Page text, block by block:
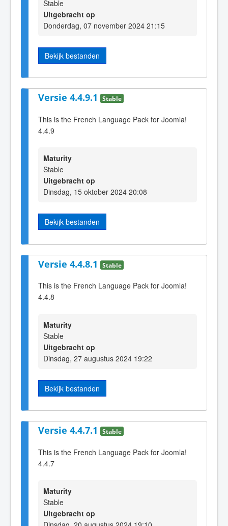
Stable
Uitgebracht op
Donderdag, 07 november 2024 21:15
Bekijk bestanden
Versie 4.4.9.1 Stable
This is the French Language Pack for Joomla!
4.4.9
Maturity
Stable
Uitgebracht op
Dinsdag, 15 oktober 2024 20:08
Bekijk bestanden
Versie 4.4.8.1 Stable
This is the French Language Pack for Joomla!
4.4.8
Maturity
Stable
Uitgebracht op
Dinsdag, 27 augustus 2024 19:22
Bekijk bestanden
Versie 4.4.7.1 Stable
This is the French Language Pack for Joomla!
4.4.7
Maturity
Stable
Uitgebracht op